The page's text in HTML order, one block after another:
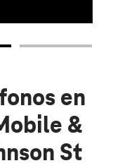
en
&
St